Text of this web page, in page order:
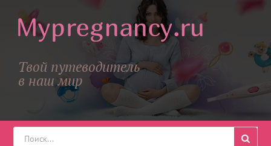
Твой путеводитель
в наш мир